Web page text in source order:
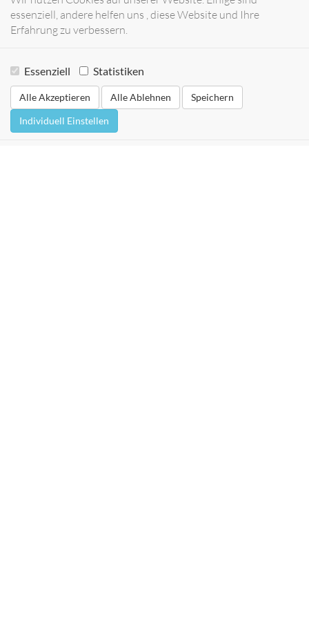
essenziell, andere helfen uns , diese Website und Ihre
Erfahrung zu verbessern.
Essenziell Statistiken
Alle Akzeptieren Alle Ablehnen
Speichern
Individuell Einstellen